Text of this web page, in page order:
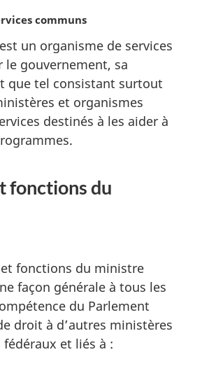
communs
un organisme de services
le gouvernement, sa
que tel consistant surtout
et organismes
destinés à les aider à
fonctions du
fonctions du ministre
façon générale à tous les
du Parlement
droit à d’autres ministères
et liés à :